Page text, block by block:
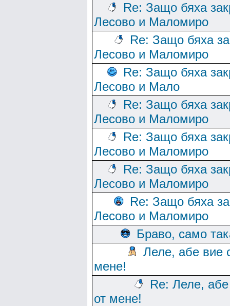
Re: Защо бяха
Лесово и Маломиро
Re: Защо бяха
Лесово и Маломиро
Re: Защо бяха
Лесово и Мало
Re: Защо бяха
Лесово и Маломиро
Re: Защо бяха
Лесово и Маломиро
Re: Защо бяха
Лесово и Маломиро
Re: Защо бяха
Лесово и Маломиро
Браво, само
Леле, абе вие
мене!
Re: Леле,
от мене!